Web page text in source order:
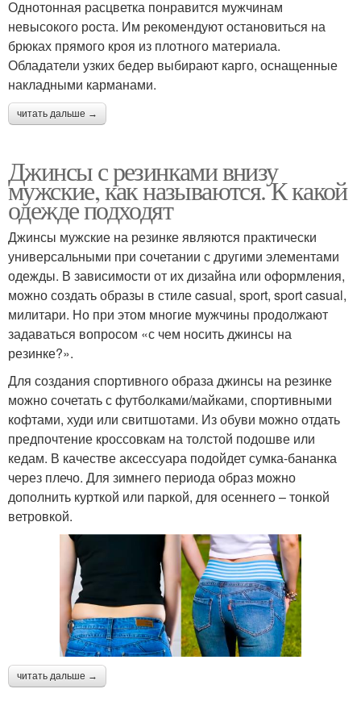
Однотонная расцветка понравится мужчинам
невысокого роста. Им рекомендуют остановиться на
брюках прямого кроя из плотного материала.
Обладатели узких бедер выбирают карго, оснащенные
накладными карманами.
читать дальше →
Джинсы с резинками внизу
мужские, как называются. К какой
одежде подходят
Джинсы мужские на резинке являются практически
универсальными при сочетании с другими элементами
одежды. В зависимости от их дизайна или оформления,
можно создать образы в стиле casual, sport, sport casual,
милитари. Но при этом многие мужчины продолжают
задаваться вопросом «с чем носить джинсы на
резинке?».
Для создания спортивного образа джинсы на резинке
можно сочетать с футболками/майками, спортивными
кофтами, худи или свитшотами. Из обуви можно отдать
предпочтение кроссовкам на толстой подошве или
кедам. В качестве аксессуара подойдет сумка-бананка
через плечо. Для зимнего периода образ можно
дополнить курткой или паркой, для осеннего – тонкой
ветровкой.
читать дальше →